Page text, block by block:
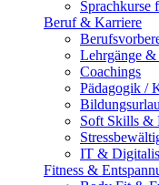
Sprachkurse
Beruf & Karriere
Lehrgänge
Coachings
Pädagogik /
Soft Skills &
IT &
Fitness &